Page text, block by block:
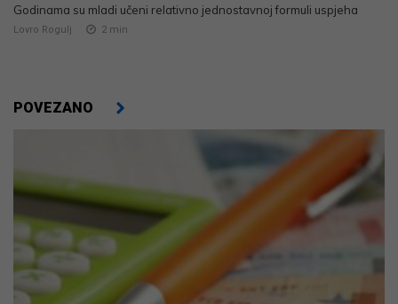
Godinama su mladi učeni relativno jednostavnoj formuli uspjeha
Lovro Rogulj 2 min
POVEZANO